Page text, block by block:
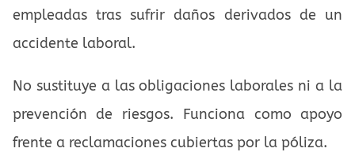
empleadas tras sufrir daños derivados de un
accidente laboral.
No sustituye a las obligaciones laborales ni a la
prevención de riesgos. Funciona como apoyo
frente a reclamaciones cubiertas por la póliza.